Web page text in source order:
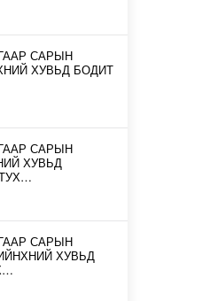
САРЫН
ХУВЬД БОДИТ
САРЫН
ХУВЬД
САРЫН
ХУВЬД